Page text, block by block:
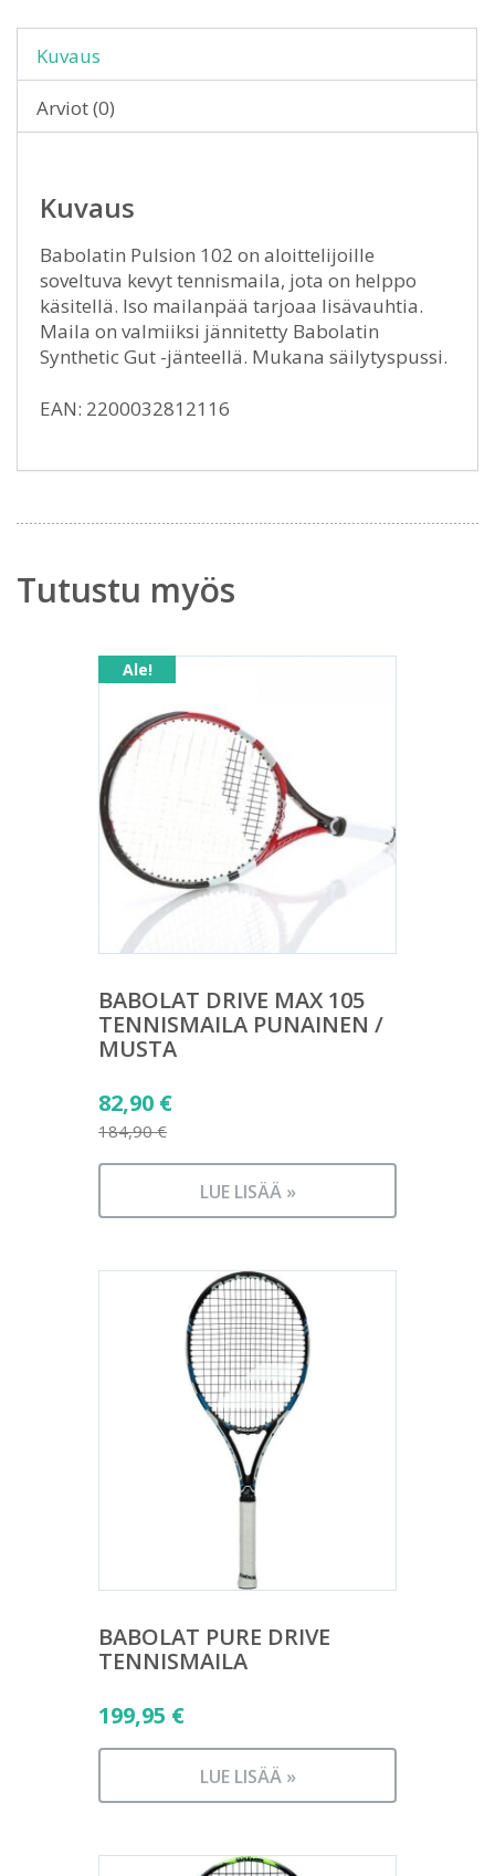
Kuvaus
Arviot (0)
Kuvaus
Babolatin Pulsion 102 on aloittelijoille
soveltuva kevyt tennismaila, jota on helppo
käsitellä. Iso mailanpää tarjoaa lisävauhtia.
Maila on valmiiksi jännitetty Babolatin
Synthetic Gut -jänteellä. Mukana säilytyspussi.
EAN: 2200032812116
Tutustu myös
Ale!
BABOLAT DRIVE MAX 105
TENNISMAILA PUNAINEN /
MUSTA
184,90€
Alkuperäinen
hinta
oli:
82,90 €
Nykyinen
on:
LUE LISÄÄ »
BABOLAT PURE DRIVE
TENNISMAILA
199,95 €
LUE LISÄÄ »